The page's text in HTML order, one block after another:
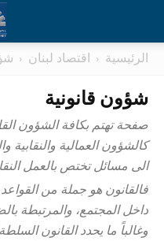
الرئيسية اقتصاد لبنان
شؤون قانونية
صفحة تهتم بكافة الشؤون
كالشؤون العمالية
الى مسائل تختص بالعمل
فالقانون هو جملة من
داخل المجتمع، والمرتبطة
وغالباً ما يحدد القانون